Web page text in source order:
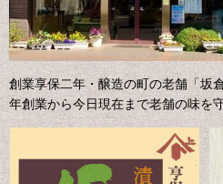
創業享保二年・醸造の町の老舗 「坂
年創業から今日現在まで老舗の味を